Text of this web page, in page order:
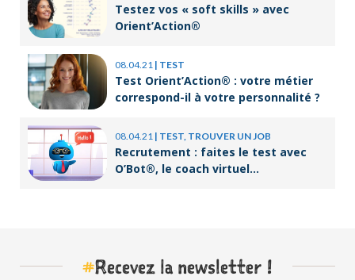
Testez vos « soft skills » avec
Orient’Action®
08.04.21 | TEST
Test Orient’Action® : votre métier
correspond-il à votre personnalité ?
08.04.21 | TEST, TROUVER UN JOB
Recrutement : faites le test avec
O’Bot®, le coach virtuel
#Recevez la newsletter !